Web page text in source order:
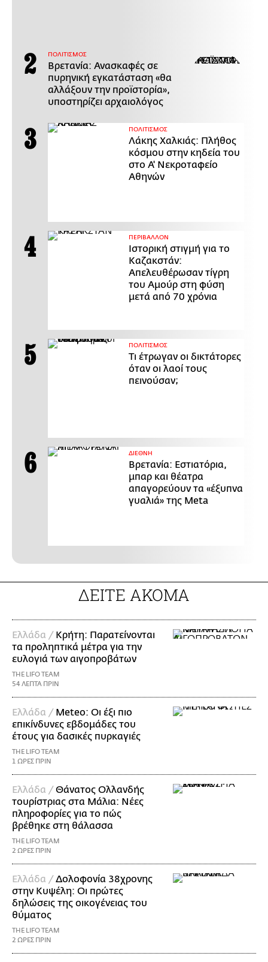
ΠΟΛΙΤΙΣΜΟΣ
Βρετανία: Ανασκαφές σε
πυρηνική εγκατάσταση «θα
αλλάξουν την προϊστορία»,
υποστηρίζει αρχαιολόγος
ΠΟΛΙΤΙΣΜΟΣ
Λάκης Χαλκιάς: Πλήθος
κόσμου στην κηδεία του
στο Α' Νεκροταφείο
Αθηνών
ΠΕΡΙΒΑΛΛΟΝ
Ιστορική στιγμή για το
Καζακστάν:
Απελευθέρωσαν τίγρη
του Αμούρ στη φύση
μετά από 70 χρόνια
ΠΟΛΙΤΙΣΜΟΣ
Τι έτρωγαν οι δικτάτορες
όταν οι λαοί τους
πεινούσαν;
ΔΙΕΘΝΗ
Βρετανία: Εστιατόρια,
μπαρ και θέατρα
απαγορεύουν τα «έξυπνα
γυαλιά» της Meta
ΔΕΙΤΕ ΑΚΟΜΑ
Ελλάδα / Κρήτη: Παρατείνονται
τα προληπτικά μέτρα για την
ευλογιά των αιγοπροβάτων
THE LIFO TEAM
54 ΛΕΠΤΑ ΠΡΙΝ
Ελλάδα / Meteo: Οι έξι πιο
επικίνδυνες εβδομάδες του
έτους για δασικές πυρκαγιές
THE LIFO TEAM
1 ΩΡΕΣ ΠΡΙΝ
Ελλάδα /Θάνατος Ολλανδής
τουρίστριας στα Μάλια: Νέες
πληροφορίες για το πώς
βρέθηκε στη θάλασσα
THE LIFO TEAM
2 ΩΡΕΣ ΠΡΙΝ
Ελλάδα /Δολοφονία 38χρονης
στην Κυψέλη: Οι πρώτες
δηλώσεις της οικογένειας του
θύματος
THE LIFO TEAM
2 ΩΡΕΣ ΠΡΙΝ